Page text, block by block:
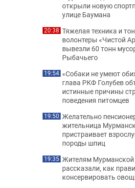
открыли новую
улице Баумана
20:38 Тяжелая техника и
волонтеры «Чистой
вывезли 60 тонн
Рыбачьего
19:54 «Собаки не умеют
глава РКФ Голубев
истинные причины
поведения питомцев
19:50 Желательно
жительница
пристраивает
породы шпиц
19:35 Жителям Мурманской
рассказали, как
консервировать